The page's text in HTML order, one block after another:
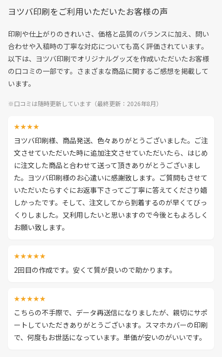
ヨツバ印刷をご利用いただいたお客様の声
印刷や仕上がりのきれいさ、価格と品質のバランスに加え、問い
合わせや入稿時の丁寧な対応についても高く評価されています。
以下は、ヨツバ印刷でオリジナルグッズを作成いただいたお客様
の口コミの一部です。さまざまな商品に関するご感想を掲載して
います。
※口コミは随時更新しています（最終更新：2026年8月）
★★★★
ヨツバ印刷様、商品発送、色々ありがとうございました。ご注
文させていただいた時に追加注文させていただいたら、はじめ
に注文した商品と合わせて送って頂きありがとうございまし
た。ヨツバ印刷様のお心遣いに感謝致します。ご質問もさせて
いただいたらすぐにお返事下さってご丁寧に答えてくださり嬉
しかったです。そして、注文してから到着するのが早くてびっ
くりしました。又利用したいと思いますので今後ともよろしく
お願い致します。
★★★★★
2回目の作成です。安くて質が良いので助かります。
★★★★★
こちらの不手際で、データ再送信になりましたが、親切にサポ
ートしていただきありがとうございます。スマホカバーの印刷
で、何度もお世話になっています。単価が安いのがいいです。